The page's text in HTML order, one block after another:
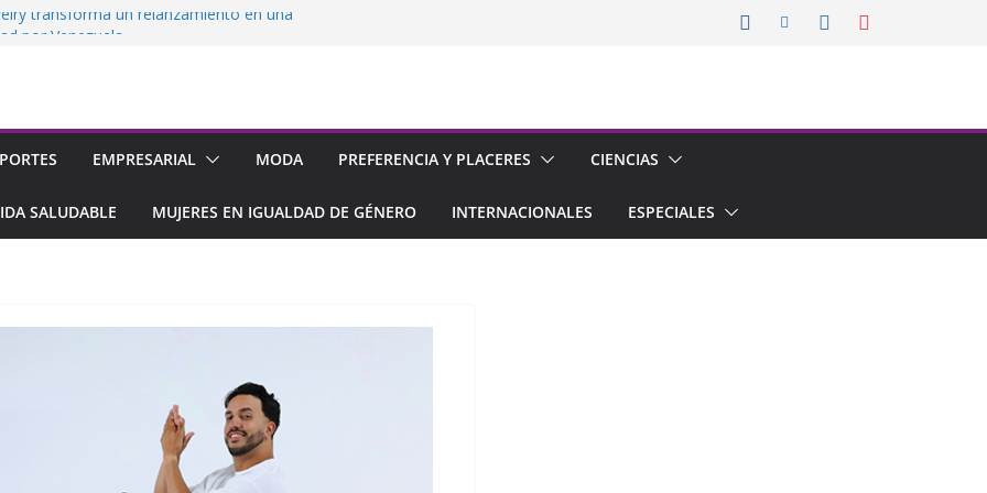
transforma un relanzamiento en una
el acceso a la tecnología con 0%
EMPRESARIAL MODA PREFERENCIA Y PLACERES CIENCIAS
SALUDABLE MUJERES EN IGUALDAD DE GÉNERO INTERNACIONALES ESPECIALES